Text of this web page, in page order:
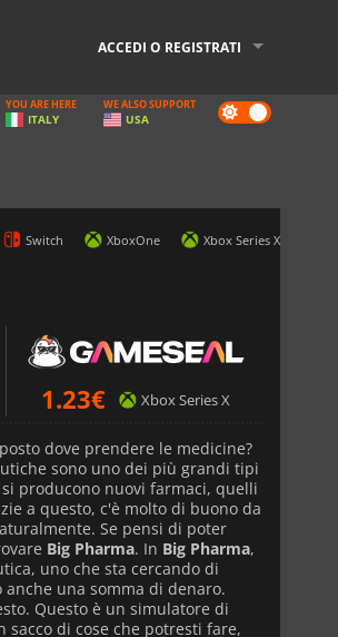
ACCEDI O REGISTRATI
Dark
mode
YOU ARE HERE
ITALY
WE ALSO SUPPORT
USA
Switch XboxOne Xbox Series X
1.23€ Xbox Series X
dove prendere le medicine?
sono uno dei più grandi tipi
producono nuovi farmaci, quelli
a questo, c'è molto di buono da
Se pensi di poter
Big Pharma. In Big Pharma,
uno che sta cercando di
una somma di denaro.
Questo è un simulatore di
sacco di cose che potresti fare,